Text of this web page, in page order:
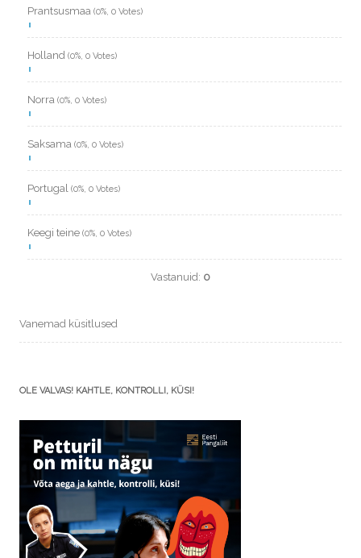
Prantsusmaa (0%, 0 Votes)
Holland (0%, 0 Votes)
Norra (0%, 0 Votes)
Saksama (0%, 0 Votes)
Portugal (0%, 0 Votes)
Keegi teine (0%, 0 Votes)
Vastanuid: 0
Vanemad küsitlused
OLE VALVAS! KAHTLE, KONTROLLI, KÜSI!